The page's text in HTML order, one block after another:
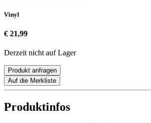
Vinyl
€ 21,99
Derzeit nicht auf Lager
Produkt anfragen
Auf die Merkliste
Produktinfos